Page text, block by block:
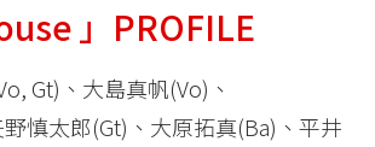
」PROFILE
Gt)、大島真帆(Vo)、
慎太郎(Gt)、大原拓真(Ba)、平井